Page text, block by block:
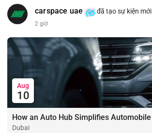
carspace uae đã tạo sự kiện mới
2 giờ
Aug
10
Dubai